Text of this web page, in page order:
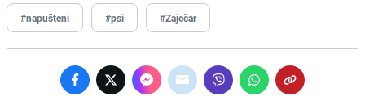
#napušteni #psi #Zaječar